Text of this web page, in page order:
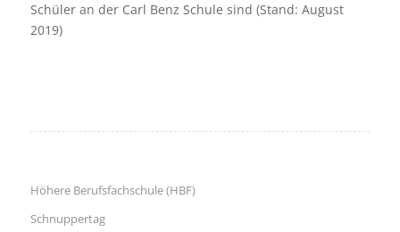
Schüler an der Carl Benz Schule sind (Stand: August
2019)
Höhere Berufsfachschule (HBF)
Schnuppertag